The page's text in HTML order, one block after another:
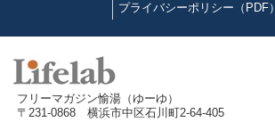
プライバシーポリシー（PDF）
フリーマガジン愉湯（ゆーゆ）
〒231-0868 横浜市中区石川町2-64-405